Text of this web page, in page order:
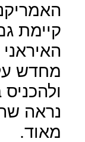
קיימת
מחדש
נראה
מאוד.